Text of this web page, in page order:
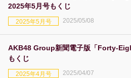
2025年5月号もくじ
2025年5月号 2025/05/08
AKB48 Group新聞電子版「Forty-
もくじ
2025年4月号 2025/04/07